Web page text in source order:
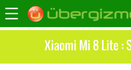
Xiaomi Mi 8 Lite :